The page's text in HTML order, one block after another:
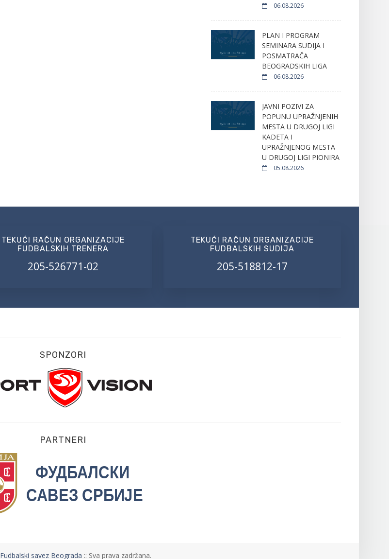
06.08.2026
PLAN I PROGRAM
SEMINARA SUDIJA I
POSMATRAČA
BEOGRADSKIH LIGA
06.08.2026
JAVNI POZIVI ZA
POPUNU UPRAŽNJENIH
MESTA U DRUGOJ LIGI
KADETA I
UPRAŽNJENOG MESTA
U DRUGOJ LIGI PIONIRA
05.08.2026
TEKUĆI RAČUN ORGANIZACIJE
FUDBALSKIH TRENERA
205-526771-02
TEKUĆI RAČUN ORGANIZACIJE
FUDBALSKIH SUDIJA
205-518812-17
SPONZORI
PARTNERI
Fudbalski savez Beograda :: Sva prava zadržana.